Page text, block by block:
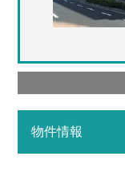
物件情報